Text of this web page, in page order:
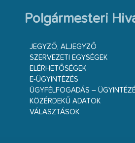
Polgármesteri
JEGYZŐ, ALJEGYZŐ
SZERVEZETI EGYSÉGEK
ELÉRHETŐSÉGEK
E-ÜGYINTÉZÉS
ÜGYFÉLFOGADÁS –
KÖZÉRDEKŰ ADATOK
VÁLASZTÁSOK